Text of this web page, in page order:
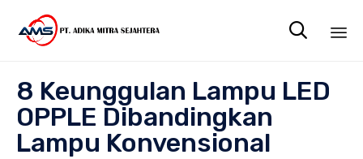

8 Keunggulan Lampu LED
OPPLE Dibandingkan
Lampu Konvensional